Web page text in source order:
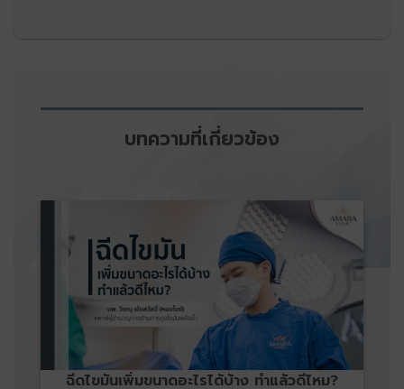
บทความที่เกี่ยวข้อง
ฉีดไขมันเพิ่มขนาดอะไรได้บ้าง ทำแล้วดีไหม?